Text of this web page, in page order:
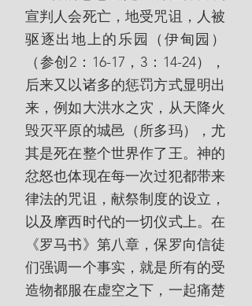
宣判人会死亡，地受咒诅，人被
驱逐出地上的乐园（伊甸园）
（参创2：16-17，3：14-24），
后来又以诸多的惩罚方式显明出
来，例如大洪水之灾，从天降火
毁灭平原的城邑（所多玛），尤
其是死在整个世界作了王。神的
忿怒也体现在每一次过犯都带来
律法的咒诅，献祭制度的设立，
以及摩西时代的一切仪式上。在
《罗马书》第八章，保罗向信徒
们强调一个事实，就是所有的受
造物都服在虚空之下，一起痛楚